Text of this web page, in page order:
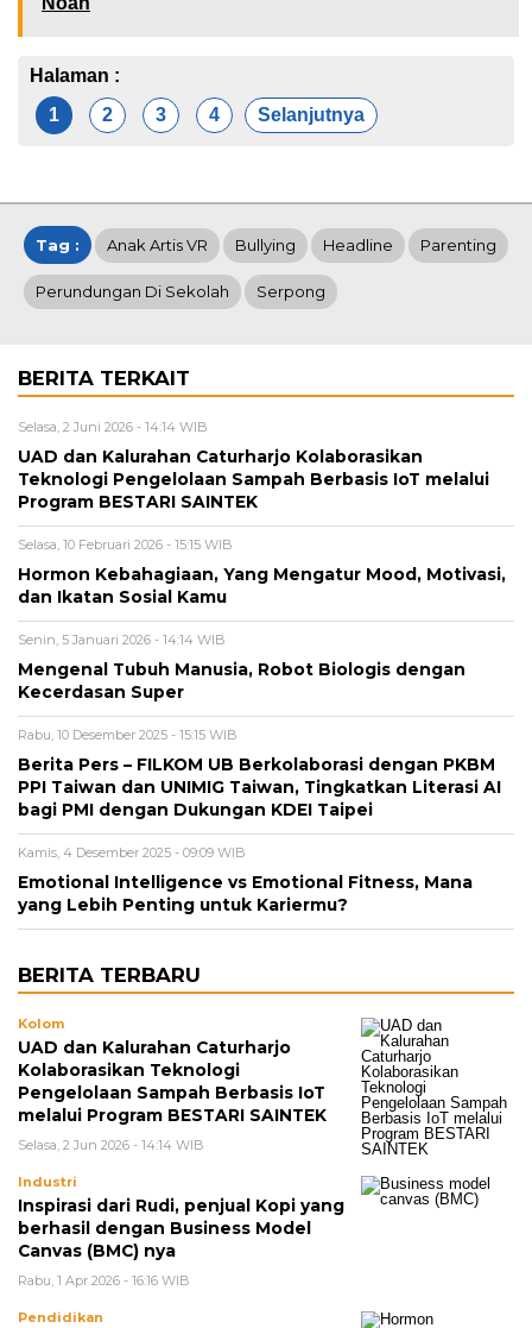
Halaman :
1
2 3 4 Selanjutnya
Tag : Anak Artis VR Bullying Headline Parenting
Perundungan Di Sekolah Serpong
BERITA TERKAIT
Selasa, 2 Juni 2026 - 14:14 WIB
UAD dan Kalurahan Caturharjo Kolaborasikan
Teknologi Pengelolaan Sampah Berbasis IoT melalui
Program BESTARI SAINTEK
Selasa, 10 Februari 2026 - 15:15 WIB
Hormon Kebahagiaan, Yang Mengatur Mood, Motivasi,
dan Ikatan Sosial Kamu
Senin, 5 Januari 2026 - 14:14 WIB
Mengenal Tubuh Manusia, Robot Biologis dengan
Kecerdasan Super
Rabu, 10 Desember 2025 - 15:15 WIB
Berita Pers – FILKOM UB Berkolaborasi dengan PKBM
PPI Taiwan dan UNIMIG Taiwan, Tingkatkan Literasi AI
bagi PMI dengan Dukungan KDEI Taipei
Kamis, 4 Desember 2025 - 09:09 WIB
Emotional Intelligence vs Emotional Fitness, Mana
yang Lebih Penting untuk Kariermu?
BERITA TERBARU
Kolom
UAD dan Kalurahan Caturharjo
Kolaborasikan Teknologi
Pengelolaan Sampah Berbasis IoT
melalui Program BESTARI SAINTEK
Selasa, 2 Jun 2026 - 14:14 WIB
Industri
Inspirasi dari Rudi, penjual Kopi yang
berhasil dengan Business Model
Canvas (BMC) nya
Rabu, 1 Apr 2026 - 16:16 WIB
Pendidikan